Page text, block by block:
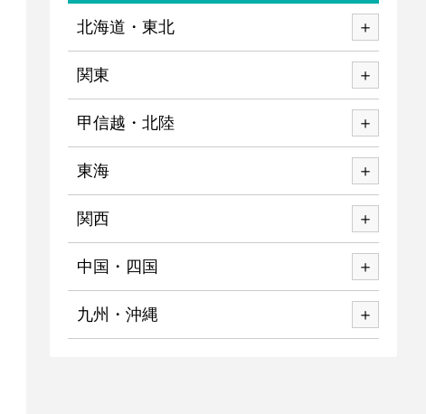
北海道・東北
関東
甲信越・北陸
東海
関西
中国・四国
九州・沖縄